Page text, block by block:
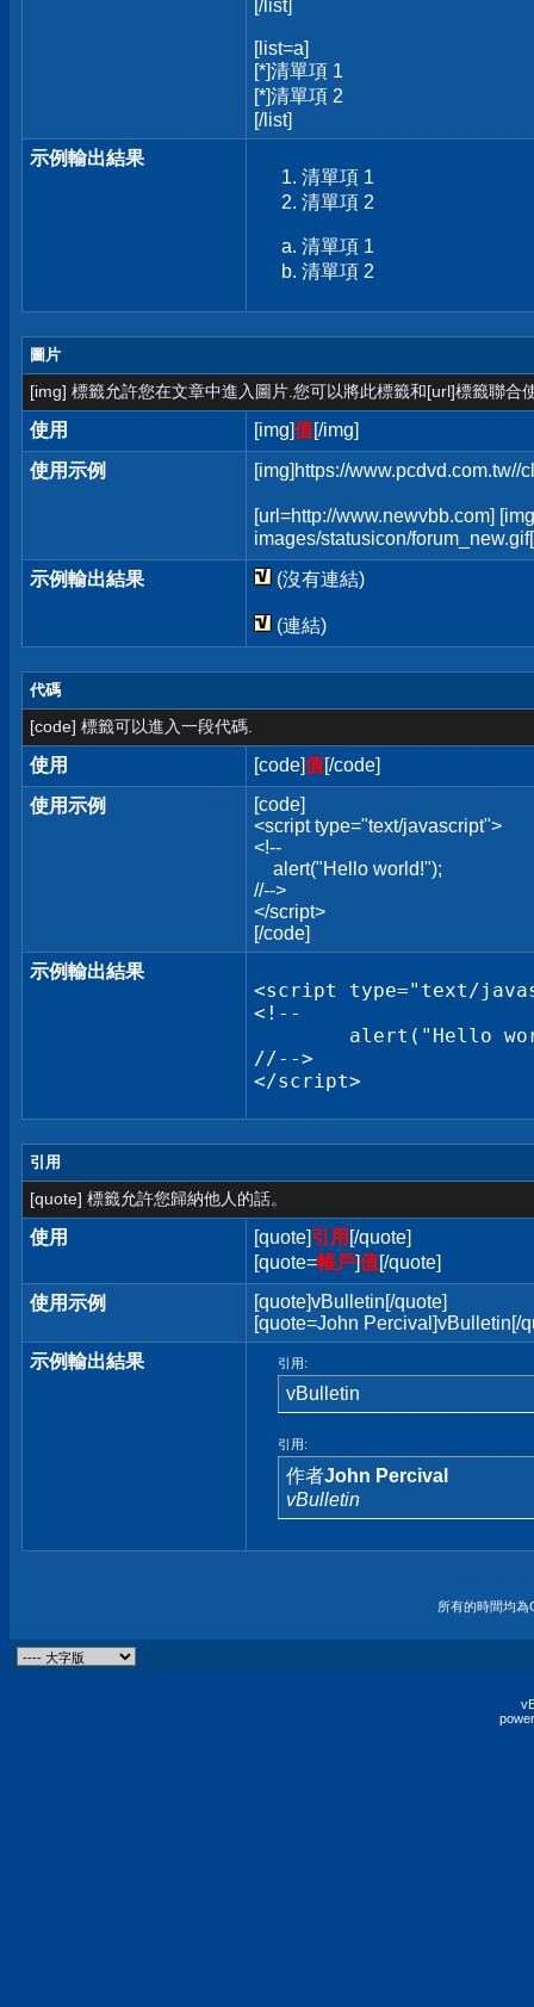
[/list]
[list=a]
[*]清單項 1
[*]清單項 2
[/list]
示例輸出結果
清單項 1
清單項 2
清單項 1
清單項 2
圖片
[img] 標籤允許您在文章中進入圖片.您可以將此標籤和[url]標籤聯合
使用 [img]值[/img]
使用示例
[img]https://www.pcdvd.com.tw//
[url=http://www.newvbb.com]
images/statusicon/
示例輸出結果
(沒有連結)
(連結)
代碼
[code] 標籤可以進入一段代碼.
使用 [code]值[/code]
使用示例
[code]
<script type="text/javascript">
<!--
alert("Hello world!");
//-->
</script>
[/code]
示例輸出結果
<script type="text/
<!--
//-->
</script>
引用
[quote] 標籤允許您歸納他人的話。
使用 [quote]引用 [/quote]
[quote=帳戶]值[/quote]
使用示例
[quote]vBulletin[/quote]
[quote=John Percival]vBulletin[/
示例輸出結果
引用:
vBulletin
引用:
作者John Percival
vBulletin
所有的時間均為